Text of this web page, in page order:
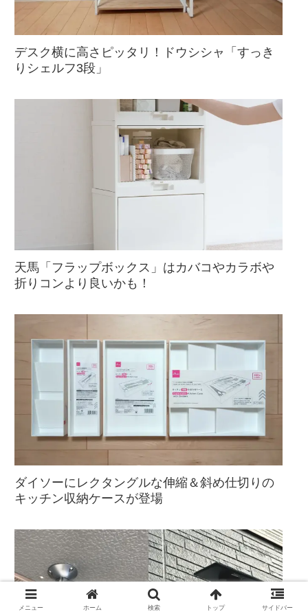
デスク横に高さピッタリ！ドウシシャ「すっき
りシェルフ3段」
天馬「フラップボックス」はカバコやカラボや
折りコンより良いかも！
ダイソーにレクタングルな伸縮＆斜め仕切りの
キッチン収納ケースが登場
メニュー ホーム 検索 トップ サイドバー